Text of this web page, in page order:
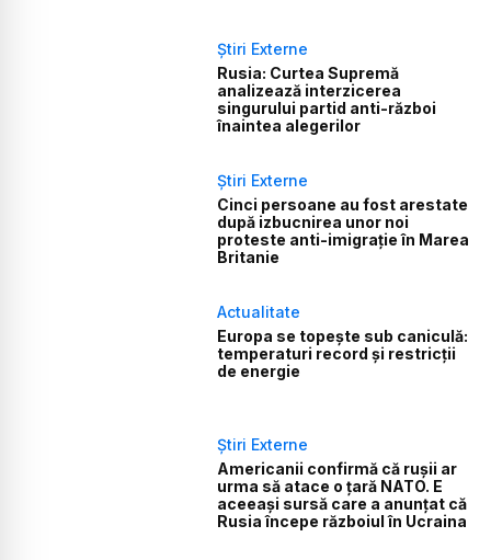
Știri Externe
Rusia: Curtea Supremă
analizează interzicerea
singurului partid anti-război
înaintea alegerilor
Știri Externe
Cinci persoane au fost arestate
după izbucnirea unor noi
proteste anti-imigrație în Marea
Britanie
Actualitate
Europa se topește sub caniculă:
temperaturi record și restricții
de energie
Știri Externe
Americanii confirmă că rușii ar
urma să atace o țară NATO. E
aceeași sursă care a anunțat că
Rusia începe războiul în Ucraina